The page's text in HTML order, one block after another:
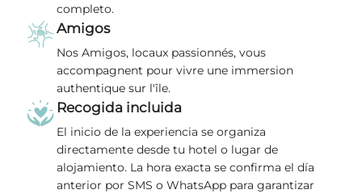
completo.
Amigos
Nos Amigos, locaux passionnés, vous
accompagnent pour vivre une immersion
authentique sur l'île.
Recogida incluida
El inicio de la experiencia se organiza
directamente desde tu hotel o lugar de
alojamiento. La hora exacta se confirma el día
anterior por SMS o WhatsApp para garantizar